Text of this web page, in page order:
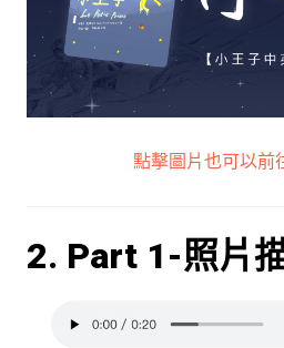
點擊圖片也可以前
2. Part 1-照片